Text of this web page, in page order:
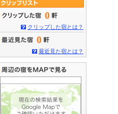
0
クリップした宿とは？
0
最近見た宿とは？